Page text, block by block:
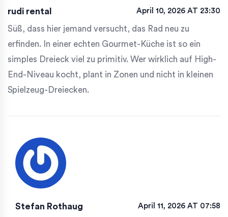
rudi rental April 10, 2026 AT 23:30
Süß, dass hier jemand versucht, das Rad neu zu
erfinden. In einer echten Gourmet-Küche ist so ein
simples Dreieck viel zu primitiv. Wer wirklich auf High-
End-Niveau kocht, plant in Zonen und nicht in kleinen
Spielzeug-Dreiecken.
Stefan Rothaug April 11, 2026 AT 07:58